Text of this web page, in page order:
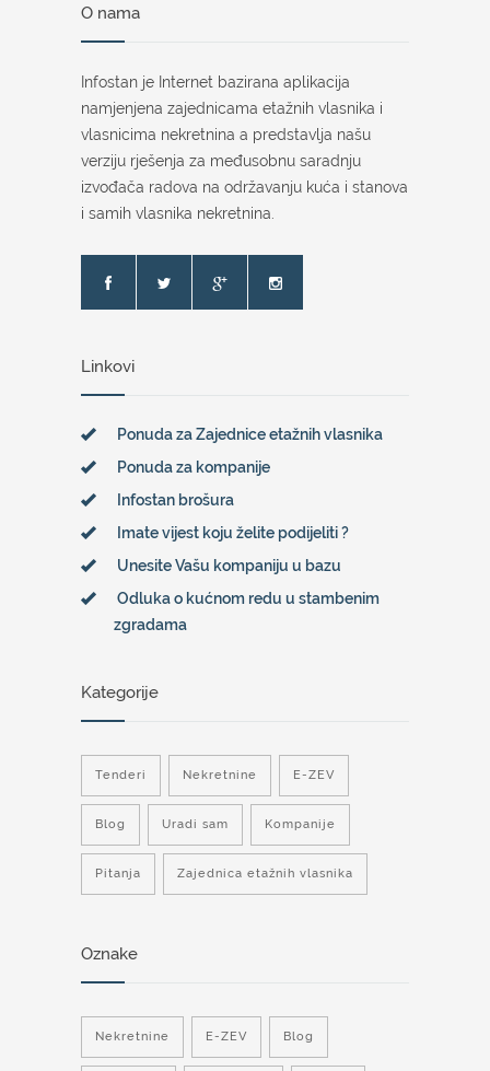
O nama
Infostan je Internet bazirana aplikacija
namjenjena zajednicama etažnih vlasnika i
vlasnicima nekretnina a predstavlja našu
verziju rješenja za međusobnu saradnju
izvođača radova na održavanju kuća i stanova
i samih vlasnika nekretnina.
Linkovi
Ponuda za Zajednice etažnih vlasnika
Ponuda za kompanije
Infostan brošura
Imate vijest koju želite podijeliti ?
Unesite Vašu kompaniju u bazu
Odluka o kućnom redu u stambenim
zgradama
Kategorije
Tenderi Nekretnine E-ZEV
Blog Uradi sam Kompanije
Pitanja Zajednica etažnih vlasnika
Oznake
Nekretnine E-ZEV Blog